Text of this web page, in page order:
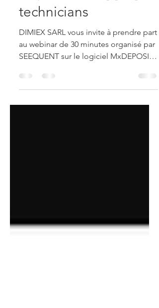
Introduction to MX
Deposit for logging
technicians
au webinar de 30 minutes organisé par
SEEQUENT sur le logiciel MxDEPOSIT
(gestion des données de...